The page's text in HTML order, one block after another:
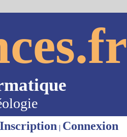
Inscription | Connexion